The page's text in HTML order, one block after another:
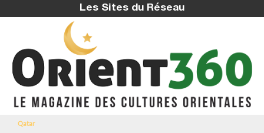
Les Sites du Réseau
Qatar